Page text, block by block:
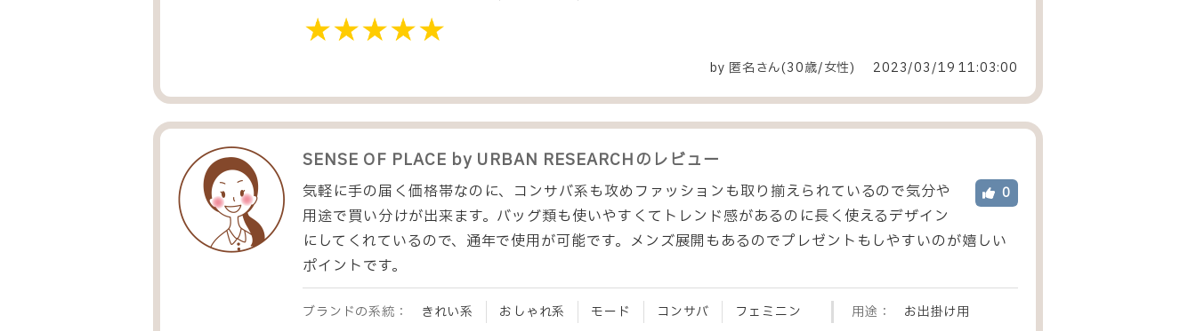
by 匿名さん(30歳/女性) 2023/03/19 11:03:00
SENSE OF PLACE by URBAN RESEARCHのレビュー
0
気軽に手の届く価格帯なのに、コンサバ系も攻めファッションも取り揃えられているので気分や
用途で買い分けが出来ます。バッグ類も使いやすくてトレンド感があるのに長く使えるデザイン
にしてくれているので、通年で使用が可能です。メンズ展開もあるのでプレゼントもしやすいのが嬉しい
ポイントです。
ブランドの系統： きれい系 おしゃれ系 モード コンサバ フェミニン 用途： お出掛け用